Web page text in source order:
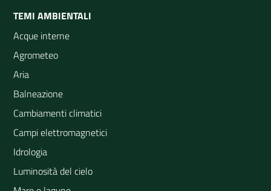
TEMI AMBIENTALI
Acque interne
Agrometeo
Aria
Balneazione
Cambiamenti climatici
Campi elettromagnetici
Idrologia
Luminosità del cielo